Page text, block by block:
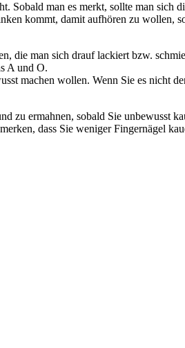
man es merkt, sollte man sich
kommt, damit aufhören zu wollen,
die man sich drauf lackiert bzw.
A und O.
machen wollen. Wenn Sie es nicht
zu ermahnen, sobald Sie unbewusst
dass Sie weniger Fingernägel